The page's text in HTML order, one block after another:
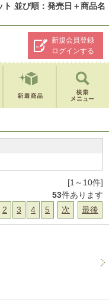
並び順：発売日＋商品名
新規会員登録
ログインする
[1～10件]
53件あります
2 3 4 5 次 最後